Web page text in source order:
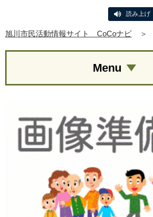
読み上げ
旭川市民活動情報サイト CoCoナビ ＞
Menu